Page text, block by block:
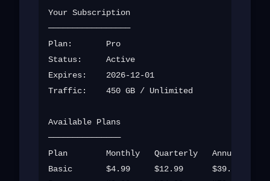
Your Subscription
─────────────────
Plan:       Pro
Status:     Active
Expires:    2026-12-01
Traffic:    450 GB / Unlimited
Available Plans
───────────────
Plan        Monthly   Quarterly   Annual
Basic       $4.99     $12.99      $39.99